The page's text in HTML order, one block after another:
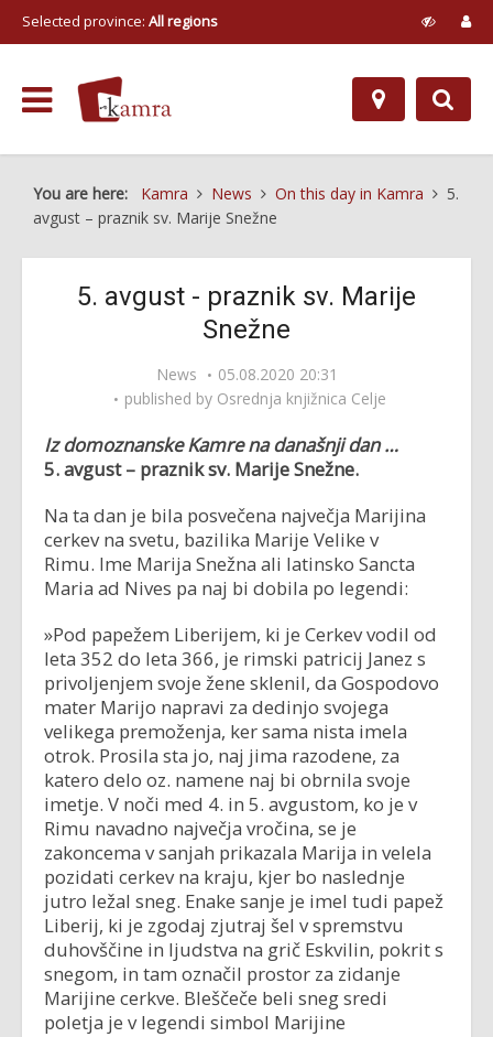
Selected province: All regions
You are here: Kamra News On this day in Kamra
5.
avgust – praznik sv. Marije Snežne
5. avgust - praznik sv. Marije
Snežne
News
05.08.2020 20:31
published by Osrednja knjižnica Celje
Iz domoznanske Kamre na današnji dan …
5. avgust – praznik sv. Marije Snežne.
Na ta dan je bila posvečena največja Marijina
cerkev na svetu, bazilika Marije Velike v
Rimu. Ime Marija Snežna ali latinsko Sancta
Maria ad Nives pa naj bi dobila po legendi:
»Pod papežem Liberijem, ki je Cerkev vodil od
leta 352 do leta 366, je rimski patricij Janez s
privoljenjem svoje žene sklenil, da Gospodovo
mater Marijo napravi za dedinjo svojega
velikega premoženja, ker sama nista imela
otrok. Prosila sta jo, naj jima razodene, za
katero delo oz. namene naj bi obrnila svoje
imetje. V noči med 4. in 5. avgustom, ko je v
Rimu navadno največja vročina, se je
zakoncema v sanjah prikazala Marija in velela
pozidati cerkev na kraju, kjer bo naslednje
jutro ležal sneg. Enake sanje je imel tudi papež
Liberij, ki je zgodaj zjutraj šel v spremstvu
duhovščine in ljudstva na grič Eskvilin, pokrit s
snegom, in tam označil prostor za zidanje
Marijine cerkve. Bleščeče beli sneg sredi
poletja je v legendi simbol Marijine